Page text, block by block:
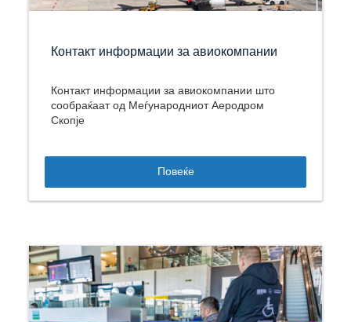
Контакт информации за авиокомпании
Контакт информации за авиокомпании што
сообраќаат од Меѓународниот Аеродром
Скопје
Повеќе